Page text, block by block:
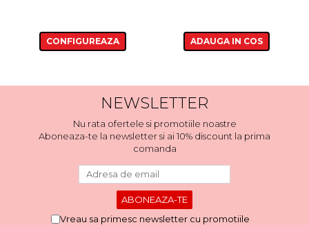
CONFIGUREAZA ADAUGA IN COS
NEWSLETTER
Nu rata ofertele si promotiile noastre
Aboneaza-te la newsletter si ai 10% discount la prima
comanda
Vreau sa primesc newsletter cu promotiile